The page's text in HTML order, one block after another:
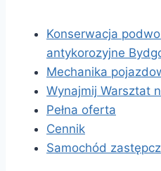
Konserwacja
antykorozyjne
Mechanika
Wynajmij Warsztat
Pełna oferta
Cennik
Samochód